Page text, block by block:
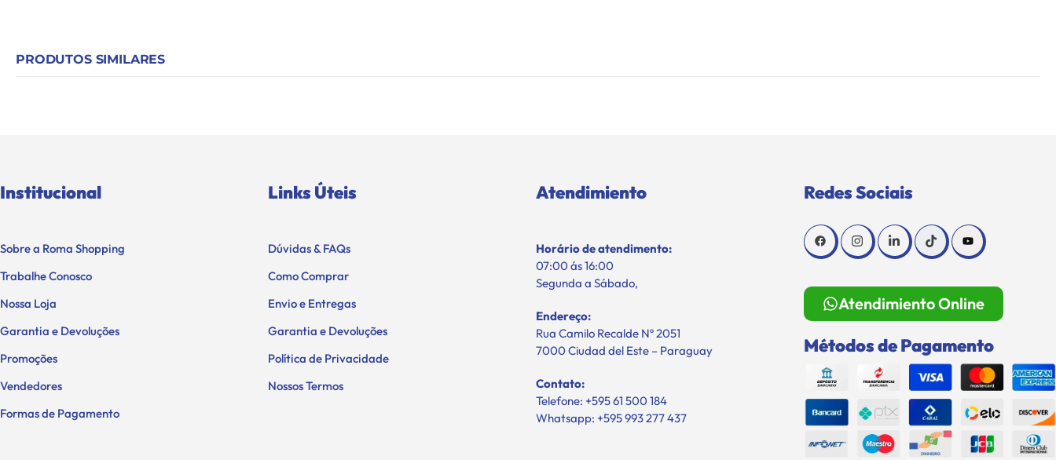
PRODUTOS SIMILARES
Institucional
Sobre a Roma Shopping
Trabalhe Conosco
Nossa Loja
Garantia e Devoluções
Promoções
Vendedores
Formas de Pagamento
Links Úteis
Dúvidas & FAQs
Como Comprar
Envio e Entregas
Garantia e Devoluções
Política de Privacidade
Nossos Termos
Atendimiento
Horário de atendimento:
07:00 ás 16:00
Segunda a Sábado,
Endereço:
Rua Camilo Recalde Nº 2051
7000 Ciudad del Este – Paraguay
Contato:
Telefone: +595 61 500 184
Whatsapp: +595 993 277 437
Redes Sociais
Atendimiento Online
Métodos de Pagamento